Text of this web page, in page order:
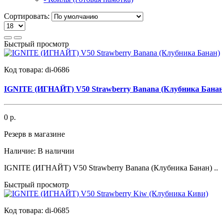
Сортировать:
Быстрый просмотр
Код товара: di-0686
IGNITE (ИГНАЙТ) V50 Strawberry Banana (Клубника
0 р.
Резерв в магазине
Наличие: В наличии
IGNITE (ИГНАЙТ) V50 Strawberry Banana (Клубника Банан) ..
Быстрый просмотр
Код товара: di-0685